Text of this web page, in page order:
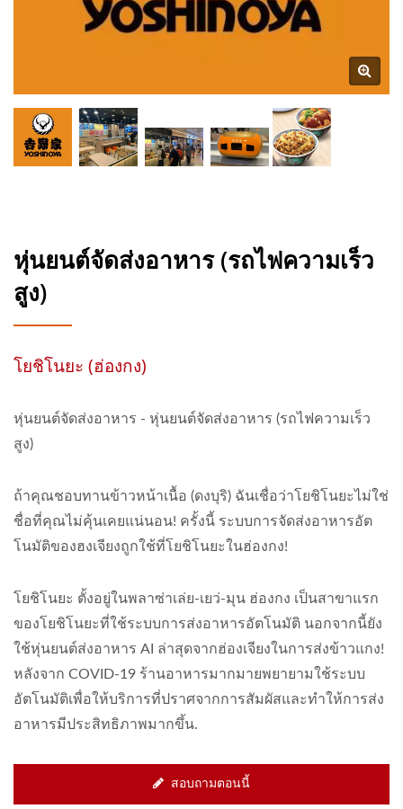
หุ่นยนต์จัดส่งอาหาร (รถไฟความเร็ว
สูง)
โยชิโนยะ (ฮ่องกง)
หุ่นยนต์จัดส่งอาหาร - หุ่นยนต์จัดส่งอาหาร (รถไฟความเร็ว
สูง)
ถ้าคุณชอบทานข้าวหน้าเนื้อ (ดงบุริ) ฉันเชื่อว่าโยชิโนยะไม่ใช่
ชื่อที่คุณไม่คุ้นเคยแน่นอน! ครั้งนี้ ระบบการจัดส่งอาหารอัต
โนมัติของฮงเจียงถูกใช้ที่โยชิโนยะในฮ่องกง!
โยชิโนยะ ตั้งอยู่ในพลาซ่าเล่ย-เยว่-มุน ฮ่องกง เป็นสาขาแรก
ของโยชิโนยะที่ใช้ระบบการส่งอาหารอัตโนมัติ นอกจากนี้ยัง
ใช้หุ่นยนต์ส่งอาหาร AI ล่าสุดจากฮ่องเจียงในการส่งข้าวแกง!
หลังจาก COVID-19 ร้านอาหารมากมายพยายามใช้ระบบ
อัตโนมัติเพื่อให้บริการที่ปราศจากการสัมผัสและทำให้การส่ง
อาหารมีประสิทธิภาพมากขึ้น.
สอบถามตอนนี้